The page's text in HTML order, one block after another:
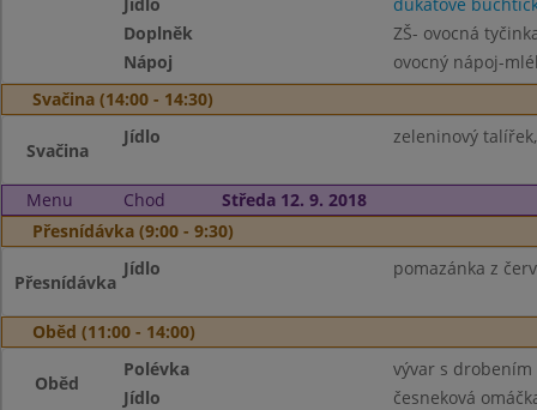
Doplněk
ZŠ- ovocná
Nápoj
ovocný nápoj-
Svačina (14:00 - 14:30)
Svačina
Jídlo zeleninový
Menu Chod
Středa 12. 9. 2018
Přesnídávka (9:00 - 9:30)
Přesnídávka
Jídlo pomazánka z
Oběd (11:00 - 14:00)
Oběd
Polévka
vývar s drobením
Jídlo
česneková